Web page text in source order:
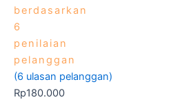
berdasarkan
6
penilaian
pelanggan
(6 ulasan pelanggan)
Rp180.000